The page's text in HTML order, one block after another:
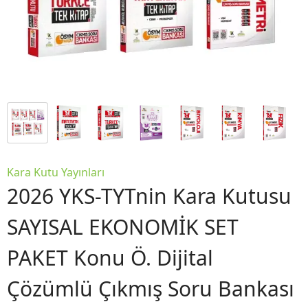
Kara Kutu Yayınları
2026 YKS-TYTnin Kara Kutusu
SAYISAL EKONOMİK SET
PAKET Konu Ö. Dijital
Çözümlü Çıkmış Soru Bankası